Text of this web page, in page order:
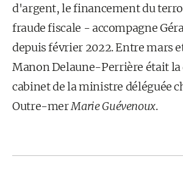
d'argent, le financement du
fraude fiscale - accompagne
depuis février 2022. Entre mars
Manon Delaune-Perrière était la
cabinet de la ministre déléguée
Outre-merMarie Guévenoux.